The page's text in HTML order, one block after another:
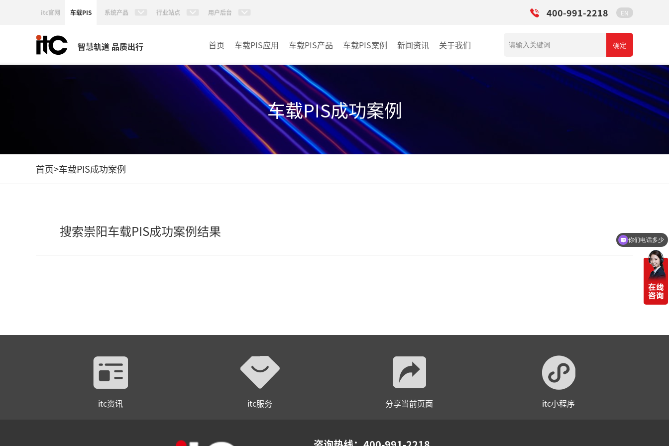
itc官网 车载PIS 系统产品 行业站点 用户后台 400-991-2218 EN
智慧轨道 品质出行 首页 车载PIS应用 车载PIS产品
PIS系统
车载PIS案例
地铁
其它
新闻资讯 关于我们 确定
车载PIS成功案例
首页>车载PIS成功案例
搜索崇阳车载PIS成功案例结果
itc资讯 itc服务 分享当前页面 itc小程序
你们电话多少